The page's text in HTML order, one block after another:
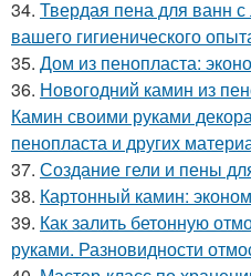
34. Твердая пена для ванн
вашего гигиенического
35. Дом из пенопласта:
36. Новогодний камин из
Камин своими руками
пенопласта и других
37. Создание гели и пены
38. Картонный камин:
39. Как залить бетонную
руками. Разновидности